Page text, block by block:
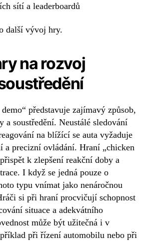
sítí a leaderboardů
další vývoj hry.
na rozvoj
představuje zajímavý způsob,
a soustředění. Neustálé sledování
na blížící se auta vyžaduje
a precizní ovládání. Hraní „chicken
k zlepšení reakční doby a
I když se jedná pouze o
typu vnímat jako nenáročnou
si při hraní procvičují schopnost
situace a adekvátního
může být užitečná i v
při řízení automobilu nebo při